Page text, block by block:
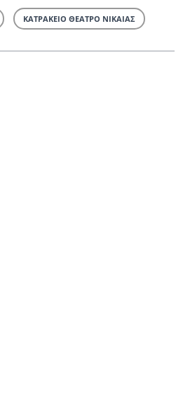
ΚΑΤΡΑΚΕΙΟ ΘΕΑΤΡΟ ΝΙΚΑΙΑΣ